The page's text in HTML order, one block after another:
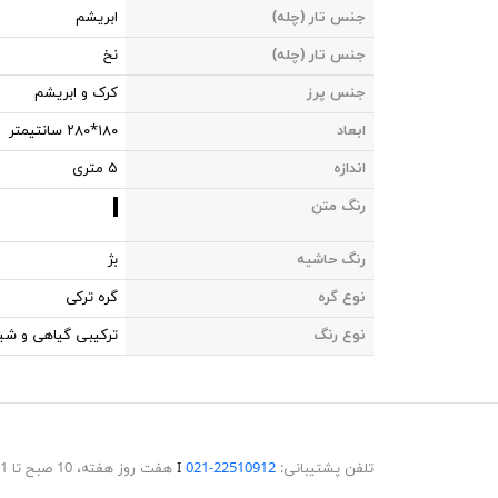
جنس تار (چله)
ابریشم
جنس تار (چله)
نخ
جنس پرز
کرک و ابریشم
ابعاد
۱۸۰*۲۸۰ سانتیمتر
اندازه
۵ متری
رنگ متن
رنگ حاشیه
بژ
نوع گره
گره ترکی
نوع رنگ
ترکیبی گیاهی و
تلفن پشتیبانی:22510912-021
Ι هفت روز هفته، 10 صبح تا 11 شب پاسخگوی شما هستیم.